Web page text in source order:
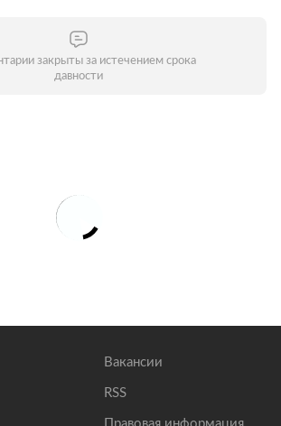
закрыты за истечением срока
давности
Вакансии
RSS